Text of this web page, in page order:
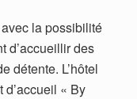
la possibilité
d’accueillir des
détente. L’hôtel
« By